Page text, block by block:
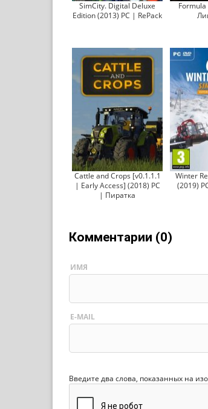
SimCity. Digital Deluxe
Edition (2013) PC | RePack
Formula
Cattle and Crops [v0.1.1.1
| Early Access] (2018) PC
| Пиратка
Winter
(2019)
Комментарии (0)
ИМЯ
E-MAIL
Введите два слова, показанных на